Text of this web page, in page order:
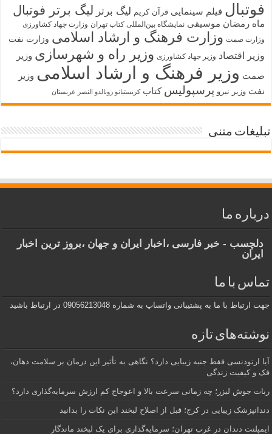
فوتبال فیلم سینمایی قرآن کریم لیگ برتر لیگ برتر فوتبال
ماه رمضان موسیقی نمایشگاه بین‌المللی کتاب تهران وزارت جهاد کشاورزی
وزارت صمت وزارت فرهنگ و ارشاد اسلامی وزارت نفت
وزیر اقتصاد وزیر جهاد کشاورزی وزیر راه و شهرسازی وزیر
صمت وزیر فرهنگ و ارشاد اسلامی وزیر
نفت وزیر نیرو پرسپولیس کتاب کریستیانو رونالدو النصر عربستان
تبلیغات متنی
درباره ما
دلچسب - خبر فارسی ،اخبار ایران و جهان ،بروز ترین اخبار
ایران
تماس با ما
جهت ارتباط با ما به پشتیبانی واتساپ به شماره 09056213048 در ارتباط باشید
نوشته‌های تازه
آیا ارتودنسی فقط جنبه زیبایی دارد؟ نگاهی به تأثیر این درمان بر سلامت دهان،
فک و کیفیت زندگی
ربات جوش لیزر؛ چه زمانی سرعت بالا و اعوجاج کم ارزش سرمایه‌گذاری دارد؟
دندانپزشک زیبایی در کرج؛ قبل از اصلاح لبخند این نکات را بدانید
ایمپلنت دندان در غرب تهران؛ سرمایه‌گذاری برای یک لبخند ماندگار